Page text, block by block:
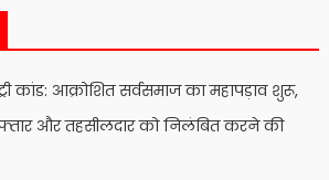
कांड: आक्रोशित सर्वसमाज का महापड़ाव शुरू,
और तहसीलदार को निलंबित करने की